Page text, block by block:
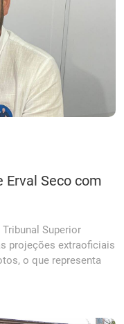
Erval Seco com
Superior
projeções extraoficiais
o que representa